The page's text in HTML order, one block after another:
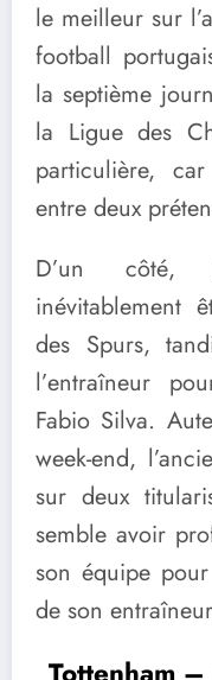
le meilleur sur
football
la septième
la Ligue des
particulière,
entre deux
D’un côté,
inévitablement
des Spurs,
l’entraîneur
Fabio Silva.
week-end,
sur deux
semble avoir
son équipe
de son
Tottenham